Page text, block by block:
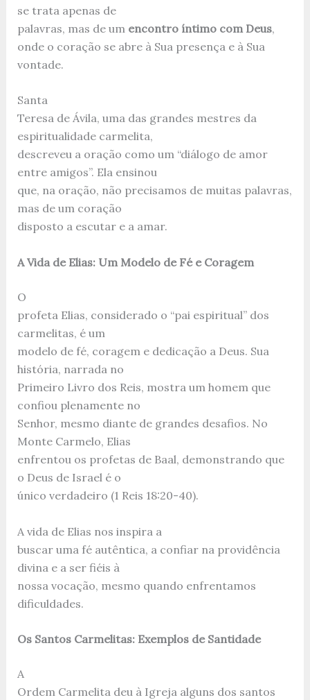
se trata apenas de
palavras, mas de um encontro íntimo com Deus,
onde o coração se abre à Sua presença e à Sua
vontade.
Santa
Teresa de Ávila, uma das grandes mestres da
espiritualidade carmelita,
descreveu a oração como um “diálogo de amor
entre amigos”. Ela ensinou
que, na oração, não precisamos de muitas palavras,
mas de um coração
disposto a escutar e a amar.
A Vida de Elias: Um Modelo de Fé e Coragem
O
profeta Elias, considerado o “pai espiritual” dos
carmelitas, é um
modelo de fé, coragem e dedicação a Deus. Sua
história, narrada no
Primeiro Livro dos Reis, mostra um homem que
confiou plenamente no
Senhor, mesmo diante de grandes desafios. No
Monte Carmelo, Elias
enfrentou os profetas de Baal, demonstrando que
o Deus de Israel é o
único verdadeiro (1 Reis 18:20-40).
A vida de Elias nos inspira a
buscar uma fé autêntica, a confiar na providência
divina e a ser fiéis à
nossa vocação, mesmo quando enfrentamos
dificuldades.
Os Santos Carmelitas: Exemplos de Santidade
A
Ordem Carmelita deu à Igreja alguns dos santos